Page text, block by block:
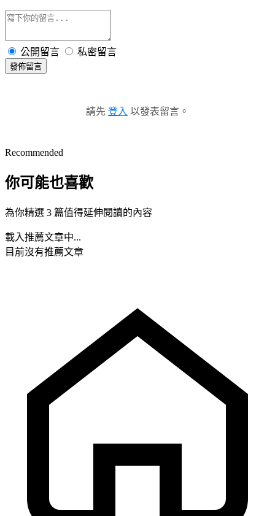
公開留言 私密留言
發佈留言
請先 登入 以發表留言。
Recommended
你可能也喜歡
為你精選 3 篇值得延伸閱讀的內容
載入推薦文章中...
目前沒有推薦文章